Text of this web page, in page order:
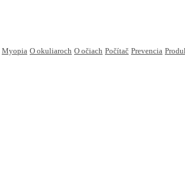
Myopia O okuliaroch O očiach Počítač Prevencia